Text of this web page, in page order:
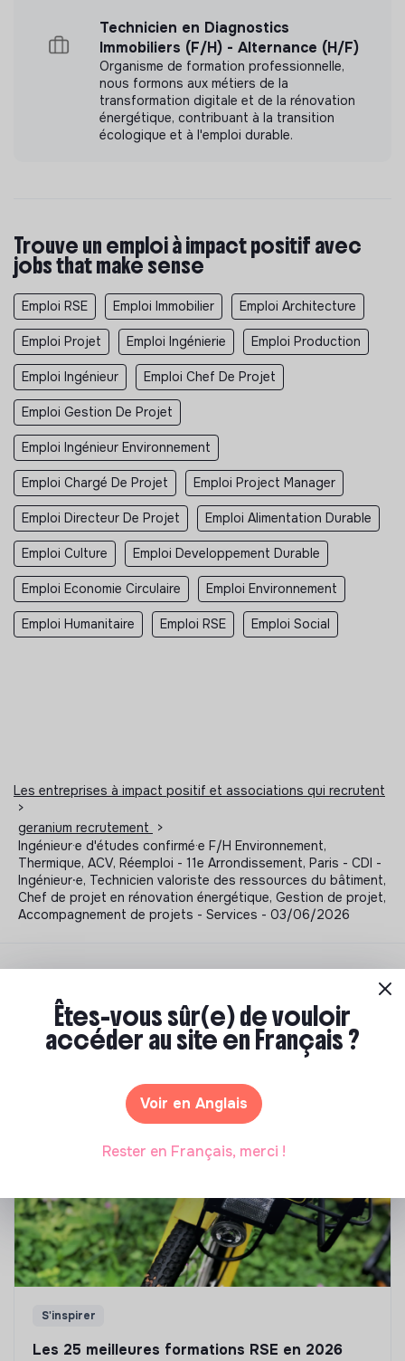
Technicien en Diagnostics
Immobiliers (F/H) - Alternance (H/F)
Organisme de formation professionnelle,
nous formons aux métiers de la
transformation digitale et de la rénovation
énergétique, contribuant à la transition
écologique et à l'emploi durable.
Trouve un emploi à impact positif avec
jobs that make sense
Emploi RSE Emploi Immobilier Emploi Architecture
Emploi Projet Emploi Ingénierie Emploi Production
Emploi Ingénieur Emploi Chef De Projet
Emploi Gestion De Projet
Emploi Ingénieur Environnement
Emploi Chargé De Projet Emploi Project Manager
Emploi Directeur De Projet Emploi Alimentation Durable
Emploi Culture Emploi Developpement Durable
Emploi Economie Circulaire Emploi Environnement
Emploi Humanitaire Emploi RSE Emploi Social
Les entreprises à impact positif et associations qui recrutent
>
geranium recrutement
>
Ingénieur·e d'études confirmé·e F/H Environnement,
Thermique, ACV, Réemploi - 11e Arrondissement, Paris - CDI -
Ingénieur⸱e, Technicien valoriste des ressources du bâtiment,
Chef de projet en rénovation énergétique, Gestion de projet,
Accompagnement de projets - Services - 03/06/2026
Notre sélection de formations à impact
Tu souhaites te réorienter mais tu ne sais pas par où
commencer ? Pas de panique, on te propose une
écologique et solidaire !
S'inspirer
Les 25 meilleures formations RSE en 2026
Êtes-vous sûr(e) de vouloir
accéder au site en Français ?
Voir en Anglais
Rester en Français, merci !